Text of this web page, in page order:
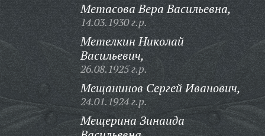
Метасова Вера Васильевна,
14.03.1930 г.р.
Метелкин Николай
Васильевич,
26.08.1925 г.р.
Мещанинов Сергей Иванович,
24.01.1924 г.р.
Мещерина Зинаида